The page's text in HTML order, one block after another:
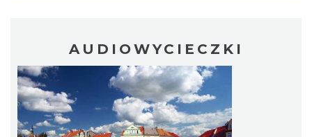
AUDIOWYCIECZKI